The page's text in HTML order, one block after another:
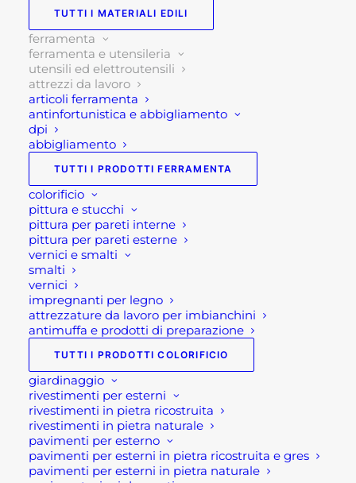
TUTTI I MATERIALI EDILI
ferramenta
ferramenta e utensileria
utensili ed elettroutensili
attrezzi da lavoro
articoli ferramenta
antinfortunistica e abbigliamento
dpi
abbigliamento
TUTTI I PRODOTTI FERRAMENTA
colorificio
pittura e stucchi
pittura per pareti interne
pittura per pareti esterne
vernici e smalti
smalti
vernici
impregnanti per legno
attrezzature da lavoro per imbianchini
antimuffa e prodotti di preparazione
TUTTI I PRODOTTI COLORIFICIO
giardinaggio
rivestimenti per esterni
rivestimenti in pietra ricostruita
rivestimenti in pietra naturale
pavimenti per esterno
pavimenti per esterni in pietra ricostruita e gres
pavimenti per esterni in pietra naturale
CATANIA
GR
400
quantità
FM0AMC40
Categorie
FERRAMENTA
UTENSILERIA
ELETTROUTENSILI
Brand
OSCA
Descrizione
Martellina Osca
Modello Catania gr 400
Offerta martellina Osca da muratore, Modello
Catania da gr 400. Si tratta di un utensile a mano
in acciaio stampato, con la punta forgiata. Oltre
tutto si tratta di un utensile temperato ad elettro-
induzione e verniciato con la polvere epossidica di